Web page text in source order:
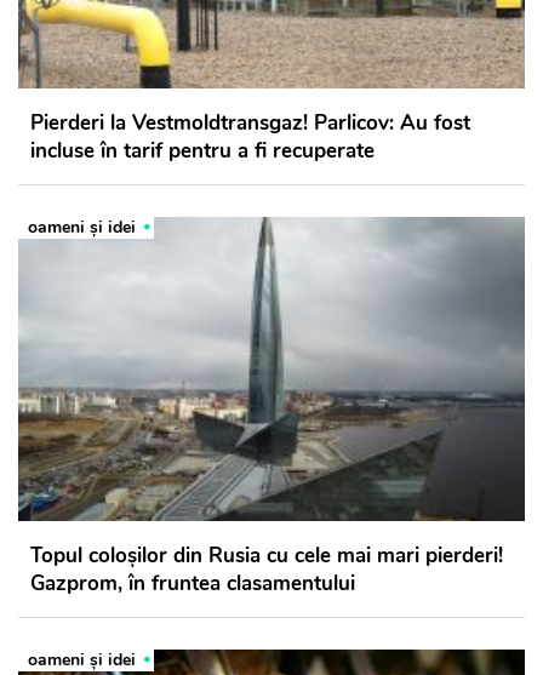
Pierderi la Vestmoldtransgaz! Parlicov: Au fost
incluse în tarif pentru a fi recuperate
oameni şi idei
Topul coloșilor din Rusia cu cele mai mari pierderi!
Gazprom, în fruntea clasamentului
oameni şi idei